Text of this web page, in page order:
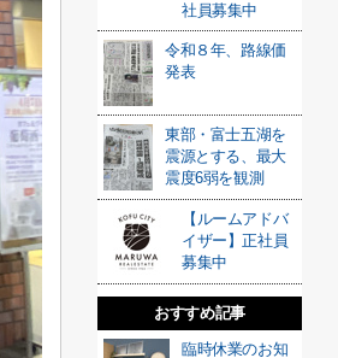
社員募集中
令和８年、路線価
発表
東部・富士五湖を
震源とする、最大
震度6弱を観測
【ルームアドバ
イザー】正社員
募集中
おすすめ記事
臨時休業のお知